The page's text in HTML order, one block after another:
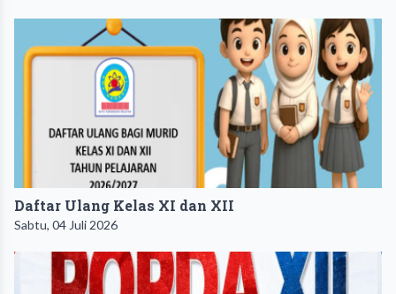
Daftar Ulang Kelas XI dan XII
Sabtu, 04 Juli 2026